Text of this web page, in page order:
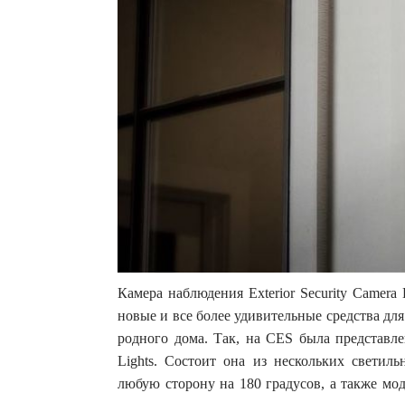
Камера наблюдения Exterior Security Camera
новые и все более удивительные средства
родного дома. Так, на CES была
Lights. Состоит она из нескольких
любую сторону на 180 градусов, а также